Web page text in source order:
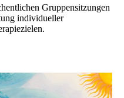
Gruppensitzungen
individueller